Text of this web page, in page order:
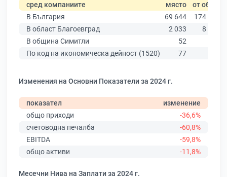
сред компаниите място от общо
В България
69 644
174 403
В област Благоевград
2 033
8 826
В община Симитли
52
По код на икономическа дейност (1520)
77
Изменения на Основни Показатели за 2024 г.
показател
изменение
общо приходи
-36,6%
счетоводна печалба
-60,8%
EBITDA
-59,8%
общо активи
-11,8%
Месечни Нива на Заплати за 2024 г.